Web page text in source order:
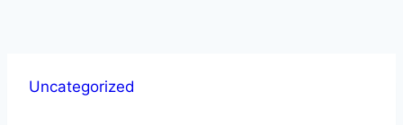
Uncategorized